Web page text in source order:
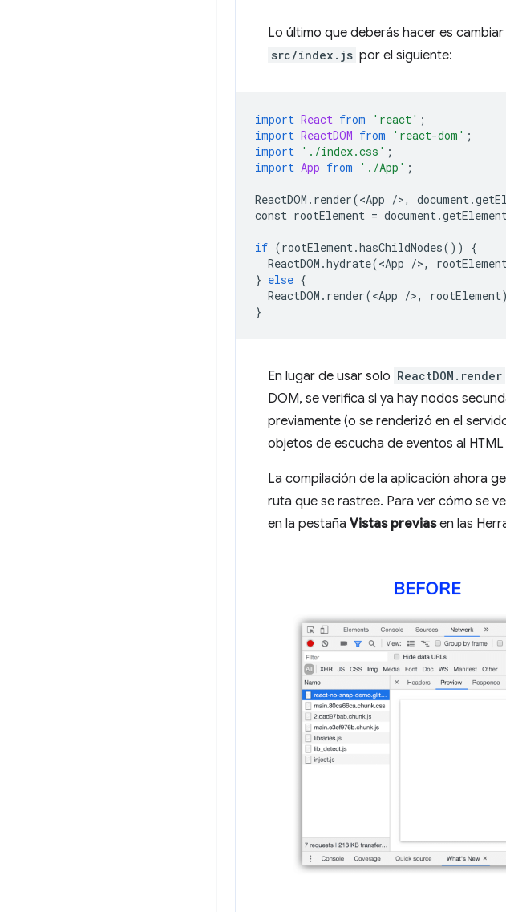
Lo último que deberás hacer es
src/index.js por el siguiente:
import React from 'react' ;
import ReactDOM from 'react-dom' ;
import './index.css' ;
import App from './App' ;
ReactDOM . render(<App />, document.
const rootElement = document.
if (rootElement.hasChildNodes())
{
ReactDOM .hydrate(<App />,
} else {
ReactDOM . render(<App />, rootElement
}
En lugar de usar solo ReactDOM.render
DOM, se verifica si ya hay nodos
previamente (o se renderizó en el
objetos de escucha de eventos al
La compilación de la aplicación ahora
ruta que se rastree. Para ver cómo se
en la pestaña Vistas previasen las